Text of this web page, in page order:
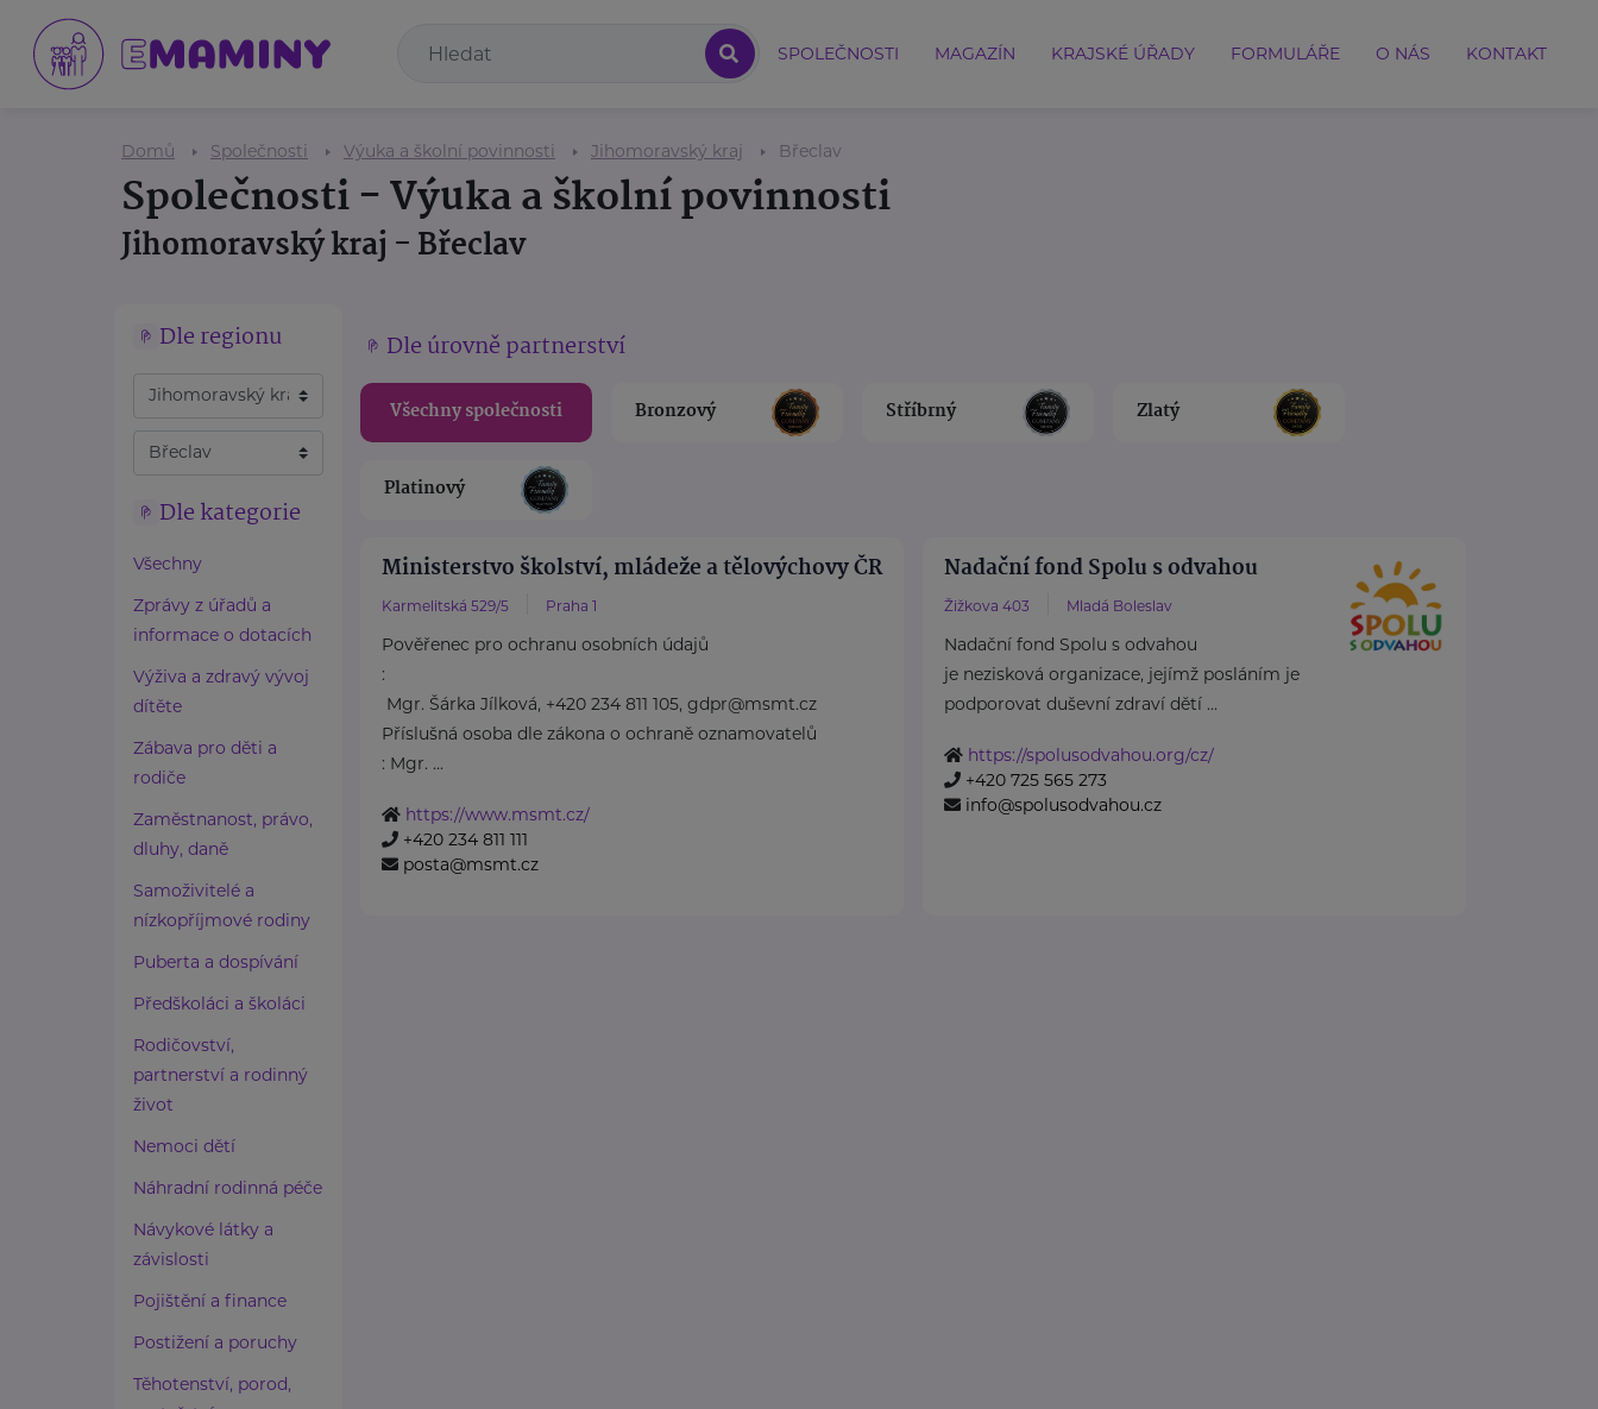
SPOLEČNOSTI MAGAZÍN KRAJSKÉ ÚŘADY FORMULÁŘE O NÁS KONTAKT
Domů Společnosti Výuka a školní povinnosti Jihomoravský kraj Břeclav
Společnosti - Výuka a školní povinnosti
Jihomoravský kraj - Břeclav
Dle regionu
Dle kategorie
Všechny
Zprávy z úřadů a
informace o dotacích
Výživa a zdravý vývoj
dítěte
Zábava pro děti a
rodiče
Zaměstnanost, právo,
dluhy, daně
Samoživitelé a
nízkopříjmové rodiny
Puberta a dospívání
Předškoláci a školáci
Rodičovství,
partnerství a rodinný
život
Nemoci dětí
Náhradní rodinná péče
Návykové látky a
závislosti
Pojištění a finance
Postižení a poruchy
Těhotenství, porod,
Dle úrovně partnerství
Všechny společnosti Bronzový Stříbrný Zlatý
Platinový
Ministerstvo školství, mládeže a tělovýchovy ČR
Karmelitská 529/5 Praha 1
Pověřenec pro ochranu osobních údajů
:
Mgr. Šárka Jílková, +420 234 811 105, gdpr@msmt.cz
Příslušná osoba dle zákona o ochraně oznamovatelů
: Mgr. ...
https://www.msmt.cz/
+420 234 811 111
posta@msmt.cz
Nadační fond Spolu s odvahou
Žižkova 403 Mladá Boleslav
Nadační fond Spolu s odvahou
je nezisková organizace, jejímž posláním je
podporovat duševní zdraví dětí ...
https://spolusodvahou.org/cz/
+420 725 565 273
info@spolusodvahou.cz